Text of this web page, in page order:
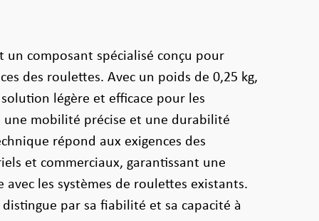
un composant spécialisé conçu pour
des roulettes. Avec un poids de 0,25 kg,
légère et efficace pour les
une mobilité précise et une durabilité
répond aux exigences des
et commerciaux, garantissant une
les systèmes de roulettes existants.
distingue par sa fiabilité et sa capacité à